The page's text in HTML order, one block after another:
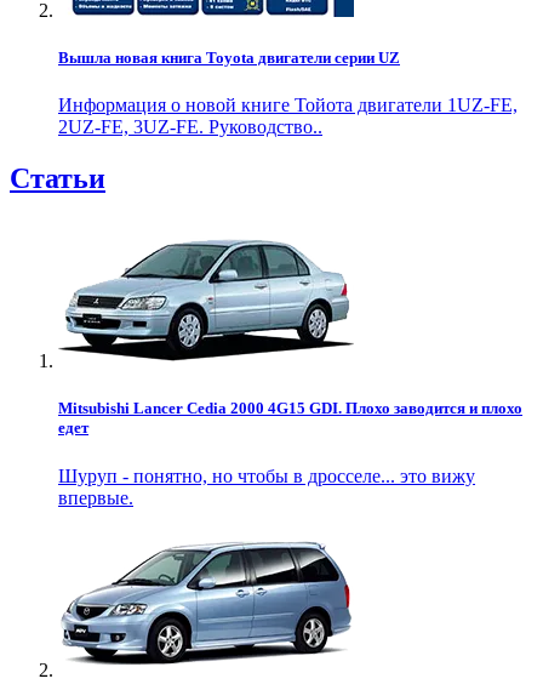
Вышла новая книга Toyota двигатели серии UZ
Информация о новой книге Тойота двигатели 1UZ-FE,
2UZ-FE, 3UZ-FE. Руководство..
Статьи
Mitsubishi Lancer Cedia 2000 4G15 GDI. Плохо заводится и плохо
едет
Шуруп - понятно, но чтобы в дросселе... это вижу
впервые.